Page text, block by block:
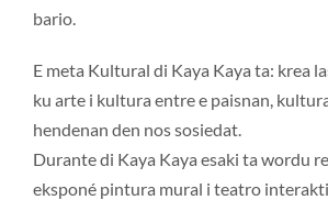
bario.
E meta Kultural di Kaya Kaya ta: krea
ku arte i kultura entre e paisnan,
hendenan den nos sosiedat.
Durante di Kaya Kaya esaki ta wordu
eksponé pintura mural i teatro